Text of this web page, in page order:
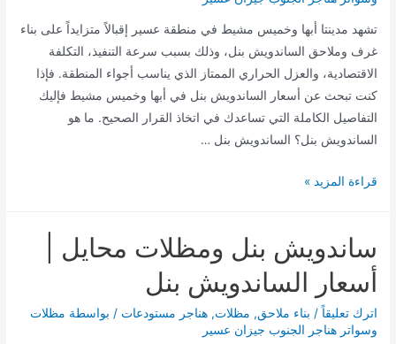
تشهد مدينتا أبها وخميس مشيط في منطقة عسير إقبالاً متزايداً على بناء
غرف وملاحق الساندويش بنل، وذلك بسبب سرعة التنفيذ، التكلفة
الاقتصادية، والعزل الحراري الممتاز الذي يناسب أجواء المنطقة. فإذا
كنت تبحث عن أسعار الساندويش بنل في أبها وخميس مشيط فإليك
التفاصيل الكاملة التي تساعدك في اتخاذ القرار الصحيح. ما هو
الساندويش بنل؟ الساندويش بنل …
أسعار
غرف
وملاحق
في
أبها
وخميس
قراءة المزيد »
ساندويش بنل ومظلات محايل |
أسعار الساندويش بنل
اترك تعليقاً / بناء ملاحق, مظلات,هناجر مستودعات / بواسطة مظلات
وسواتر هناجر الجنوب جيزان عسير